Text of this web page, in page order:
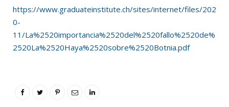
https://www.graduateinstitute.ch/sites/internet/files/202
0-
11/La%2520importancia%2520del%2520fallo%2520de%
2520La%2520Haya%2520sobre%2520Botnia.pdf